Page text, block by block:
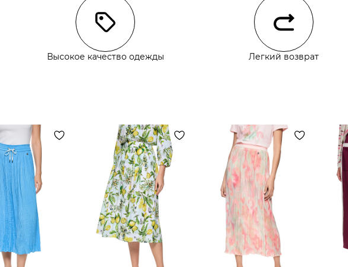
Высокое качество одежды Легкий возврат